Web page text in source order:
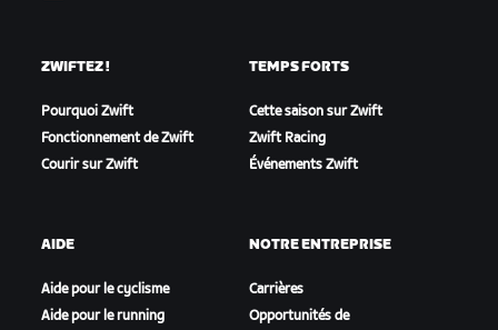
ZWIFTEZ !
Pourquoi Zwift
Fonctionnement de Zwift
Courir sur Zwift
TEMPS FORTS
Cette saison sur Zwift
Zwift Racing
Événements Zwift
AIDE
Aide pour le cyclisme
Aide pour le running
NOTRE ENTREPRISE
Carrières
Opportunités de